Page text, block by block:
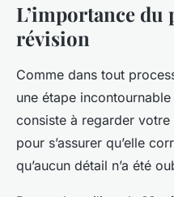
L’importance du
révision
Comme dans tout
une étape
consiste à regarder
pour s’assurer qu’elle
qu’aucun détail n’a été